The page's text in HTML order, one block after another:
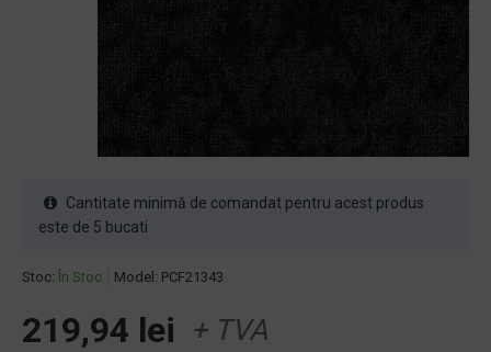
Stoc: În Stoc Model: PCF21343
219,94 lei + TVA
Cantitate minimă de comandat pentru acest produs
este de 5 bucati